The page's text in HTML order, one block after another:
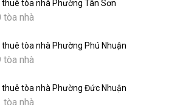
thuê tòa nhà Phường Tân Sơn
tòa nhà
thuê tòa nhà Phường Phú Nhuận
tòa nhà
thuê tòa nhà Phường Đức Nhuận
tòa nhà